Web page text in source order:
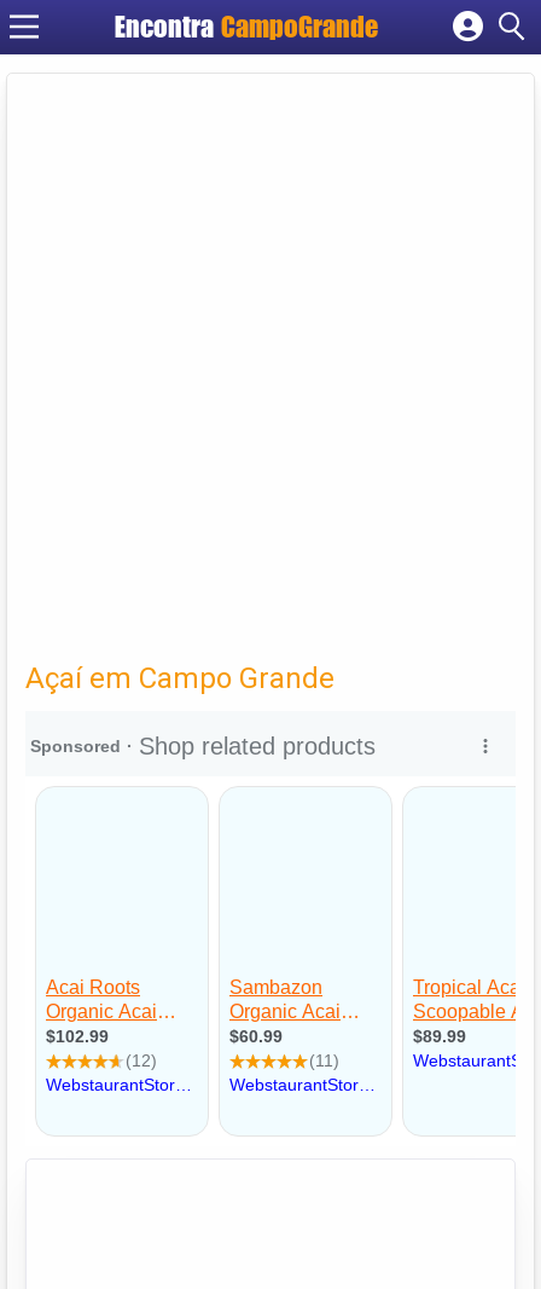
Encontra CampoGrande
Cadastrar empresa
Açaí em Campo Grande